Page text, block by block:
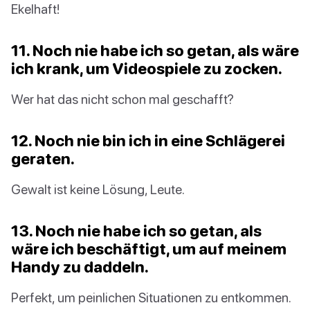
Ekelhaft!
11. Noch nie habe ich so getan, als wäre
ich krank, um Videospiele zu zocken.
Wer hat das nicht schon mal geschafft?
12. Noch nie bin ich in eine Schlägerei
geraten.
Gewalt ist keine Lösung, Leute.
13. Noch nie habe ich so getan, als
wäre ich beschäftigt, um auf meinem
Handy zu daddeln.
Perfekt, um peinlichen Situationen zu entkommen.